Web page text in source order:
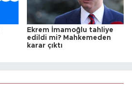
Ekrem İmamoğlu tahliye
edildi mi? Mahkemeden
karar çıktı